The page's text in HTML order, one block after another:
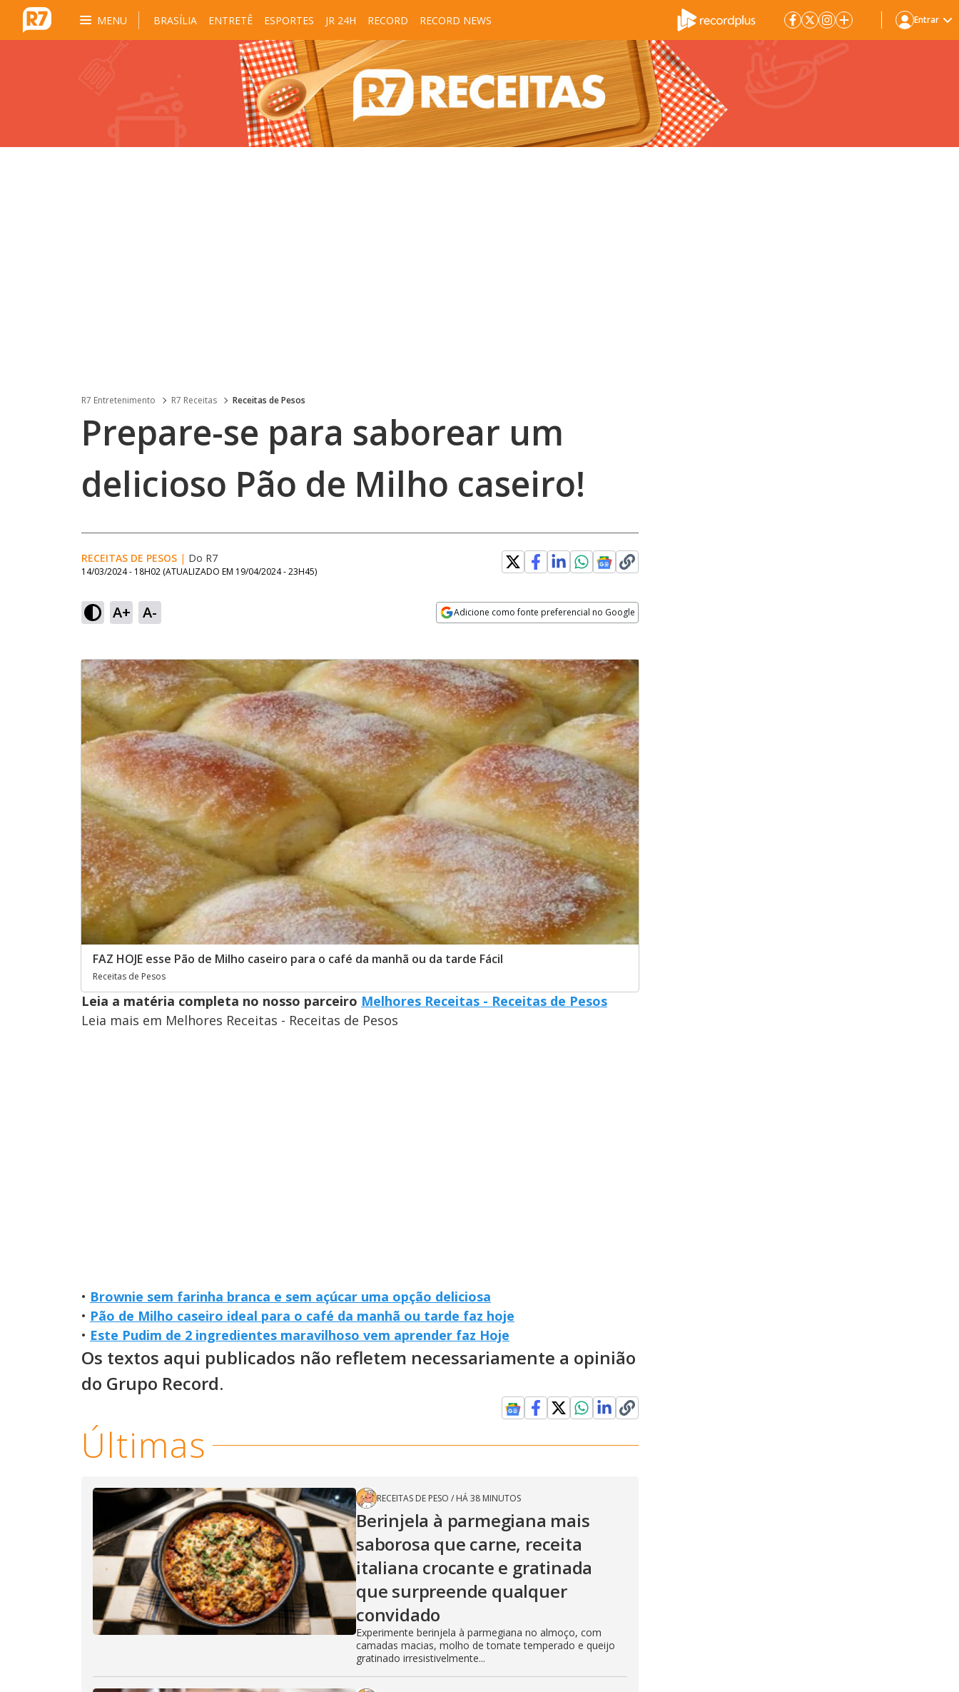
MENU BRASÍLIA ENTRETÊ ESPORTES JR 24H RECORD RECORD NEWS Entrar
R7 Entretenimento R7 Receitas Receitas de Pesos
Prepare-se para saborear um
delicioso Pão de Milho caseiro!
RECEITAS DE PESOS | Do R7
14/03/2024 - 18H02 (ATUALIZADO EM 19/04/2024 - 23H45)
A+ A- Adicione como fonte preferencial no Google
FAZ HOJE esse Pão de Milho caseiro para o café da manhã ou da tarde Fácil
Receitas de Pesos
Leia a matéria completa no nosso parceiro Melhores Receitas - Receitas de Pesos
Leia mais em Melhores Receitas - Receitas de Pesos
• Brownie sem farinha branca e sem açúcar uma opção deliciosa
• Pão de Milho caseiro ideal para o café da manhã ou tarde faz hoje
• Este Pudim de 2 ingredientes maravilhoso vem aprender faz Hoje
Os textos aqui publicados não refletem necessariamente a opinião
do Grupo Record.
Últimas
RECEITAS DE PESO / HÁ 38 MINUTOS
Berinjela à parmegiana mais
saborosa que carne, receita
italiana crocante e gratinada
que surpreende qualquer
convidado
Experimente berinjela à parmegiana no almoço, com
camadas macias, molho de tomate temperado e queijo
gratinado irresistivelmente...